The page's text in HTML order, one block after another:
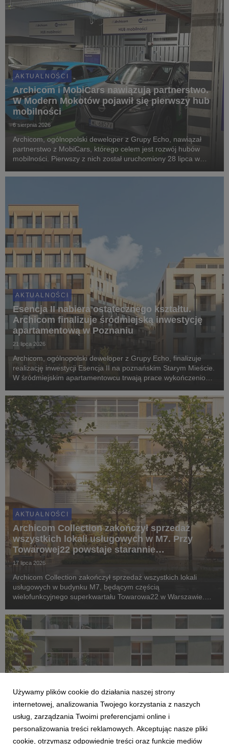
AKTUALNOŚCI
Archicom i MobiCars nawiązują partnerstwo.
W Modern Mokotów pojawił się pierwszy hub
mobilności
6 sierpnia 2026
Archicom, ogólnopolski deweloper z Grupy Echo, nawiązał
partnerstwo z MobiCars, którego celem jest rozwój hubów
mobilności. Pierwszy z nich został uruchomiony 28 lipca w
mogą korzystać z samochodów dostępnych w mod...
AKTUALNOŚCI
Esencja II nabiera ostatecznego kształtu.
Archicom finalizuje śródmiejską inwestycję
apartamentową w Poznaniu
21 lipca 2026
Archicom, ogólnopolski deweloper z Grupy Echo, finalizuje
realizację inwestycji Esencja II na poznańskim Starym Mieście.
W śródmiejskim apartamentowcu trwają prace wykończeniowe
w IV kwartale 2026 roku. Proje...
AKTUALNOŚCI
Archicom Collection zakończył sprzedaż
wszystkich lokali usługowych w M7. Przy
Towarowej22 powstaje starannie
zaprojektowany ekosystem
17 lipca 2026
Archicom Collection zakończył sprzedaż wszystkich lokali
usługowych w budynku M7, będącym częścią
wielofunkcyjnego superkwartału Towarowa22 w Warszawie.
roku, wkracza w kolejny etap – komercjalizację przestrzeni...
AKTUALNOŚCI
Używamy plików cookie do działania naszej strony
internetowej, analizowania Twojego korzystania z naszych
usług, zarządzania Twoimi preferencjami online i
personalizowania treści reklamowych. Akceptując nasze pliki
cookie, otrzymasz odpowiednie treści oraz funkcje mediów